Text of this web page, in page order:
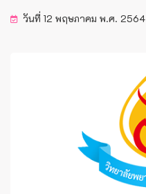
วันที่ 12 พฤษภาคม พ.ศ. 2564